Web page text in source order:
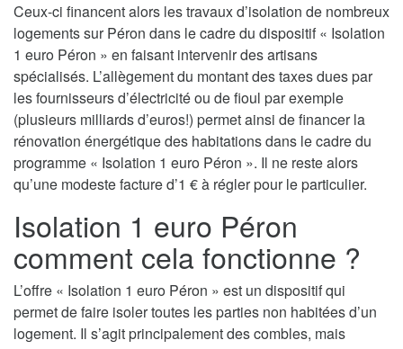
Ceux-ci financent alors les travaux d’isolation de nombreux
logements sur Péron dans le cadre du dispositif « Isolation
1 euro Péron » en faisant intervenir des artisans
spécialisés. L’allègement du montant des taxes dues par
les fournisseurs d’électricité ou de fioul par exemple
(plusieurs milliards d’euros!) permet ainsi de financer la
rénovation énergétique des habitations dans le cadre du
programme « Isolation 1 euro Péron ». Il ne reste alors
qu’une modeste facture d’1 € à régler pour le particulier.
Isolation 1 euro Péron
comment cela fonctionne ?
L’offre « Isolation 1 euro Péron » est un dispositif qui
permet de faire isoler toutes les parties non habitées d’un
logement. Il s’agit principalement des combles, mais